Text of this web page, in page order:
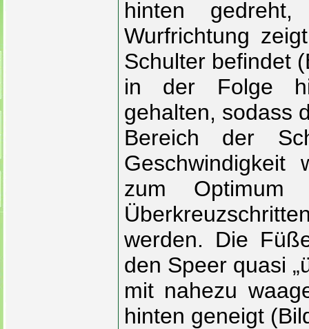
hinten
Wurfrichtung
Schulter befindet
in der Folge
gehalten, sodass
Bereich der
zum
werden. Die
den Speer quasi
mit nahezu
hinten geneigt